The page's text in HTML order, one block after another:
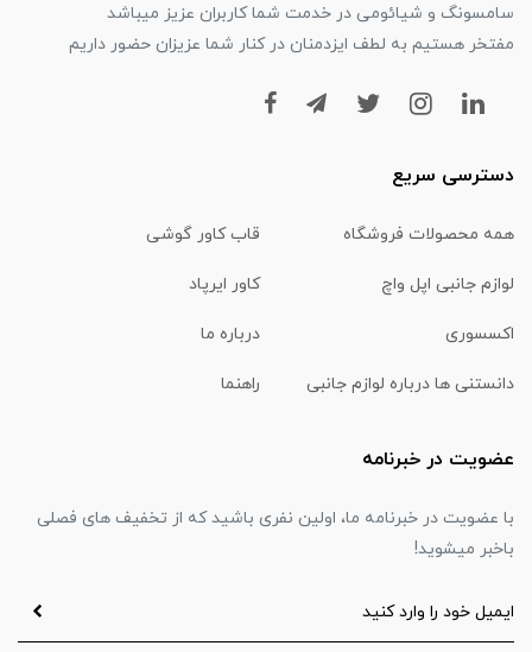
سامسونگ و شیائومی در خدمت شما کاربران عزیز میباشد
مفتخر هستیم به لطف ایزدمنان در کنار شما عزیزان حضور داریم
دسترسی سریع
همه محصولات فروشگاه قاب کاور گوشی
لوازم جانبی اپل واچ کاور ایرپاد
اکسسوری درباره ما
دانستنی ها درباره لوازم جانبی راهنما
عضویت در خبرنامه
با عضویت در خبرنامه ما، اولین نفری باشید که از تخفیف های فصلی
باخبر میشوید!